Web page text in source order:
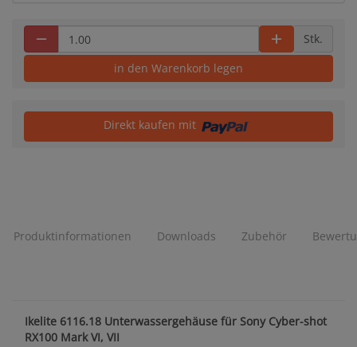
Stk.
in den Warenkorb legen
Direkt kaufen mit
Produktinformationen Downloads Zubehör
Ikelite 6116.18 Unterwassergehäuse für Sony Cyber-shot
RX100 Mark VI, VII